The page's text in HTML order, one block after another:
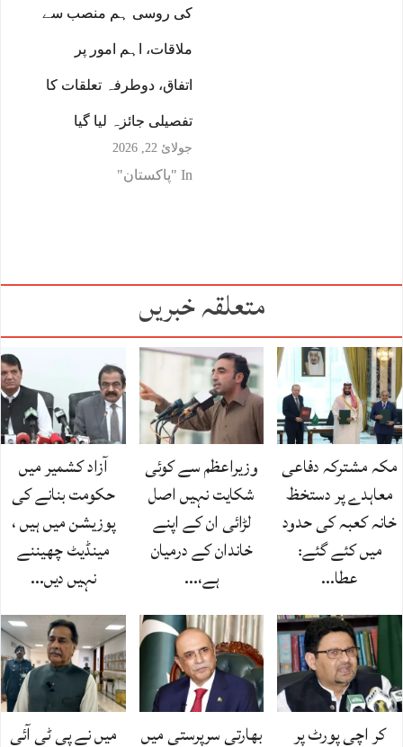
کی روسی ہم منصب سے
ملاقات، اہم امور پر
اتفاق، دوطرفہ تعلقات کا
تفصیلی جائزہ لیا گیا
جولائ 22, 2026
In "پاکستان"
متعلقہ خبریں
مکہ مشترکہ دفاعی
معاہدے پر دستخظ
خانہ کعبہ کی حدود
میں کئے گئے:
عطا…
وزیراعظم سے کوئی
شکایت نہیں اصل
لڑائی ان کے اپنے
خاندان کے درمیان
ہے،…
آزاد کشمیر میں
حکومت بنانے کی
پوزیشن میں ہیں ،
مینڈیٹ چھیننے
نہیں دیں…
کر اچی پورٹ پر
بھارتی سرپرستی میں
میں نے پی ٹی آئی